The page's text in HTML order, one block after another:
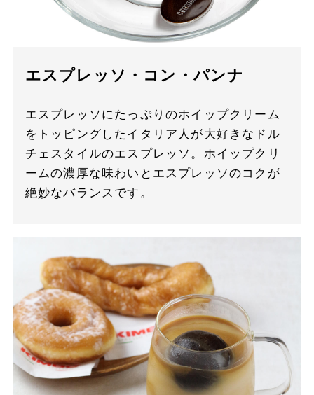
エスプレッソ・コン・パンナ
エスプレッソにたっぷりのホイップクリーム
をトッピングしたイタリア人が大好きなドル
チェスタイルのエスプレッソ。ホイップクリ
ームの濃厚な味わいとエスプレッソのコクが
絶妙なバランスです。